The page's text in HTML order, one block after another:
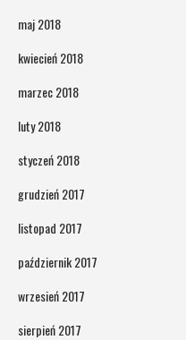
maj 2018
kwiecień 2018
marzec 2018
luty 2018
styczeń 2018
grudzień 2017
listopad 2017
październik 2017
wrzesień 2017
sierpień 2017